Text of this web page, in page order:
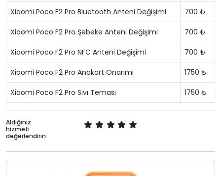
Xiaomi Poco F2 Pro Bluetooth Anteni Değişimi 700 ₺
Xiaomi Poco F2 Pro Şebeke Anteni Değişimi 700 ₺
Xiaomi Poco F2 Pro NFC Anteni Değişimi 700 ₺
Xiaomi Poco F2 Pro Anakart Onarımı 1750 ₺
Xiaomi Poco F2 Pro Sıvı Teması 1750 ₺
Aldığınız
hizmeti
değerlendirin: